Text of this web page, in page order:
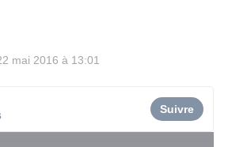
mai 2016 à 13:01
Suivre